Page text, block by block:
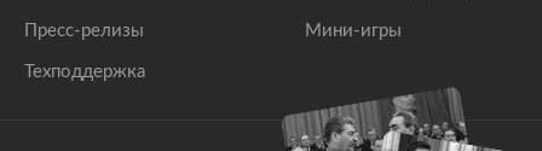
Пресс-релизы
Техподдержка
Мини-игры